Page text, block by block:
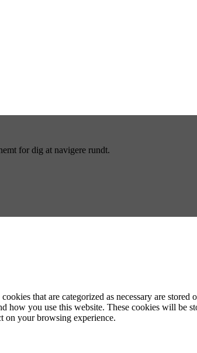
for dig at navigere rundt.
that are categorized as necessary are stored
how you use this website. These cookies will be
on your browsing experience.